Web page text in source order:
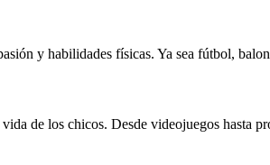
y habilidades físicas. Ya sea fútbol,
de los chicos. Desde videojuegos hasta